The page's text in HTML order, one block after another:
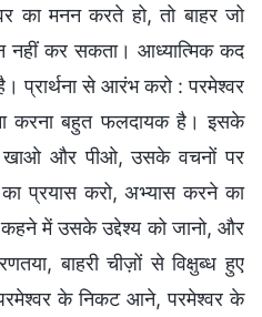
का मनन करते हो, तो बाहर जो
नहीं कर सकता। आध्यात्मिक कद
प्रार्थना से आरंभ करो : परमेश्वर
करना बहुत फलदायक है। इसके
खाओ और पीओ, उसके वचनों पर
प्रयास करो, अभ्यास करने का
कहने में उसके उद्देश्य को जानो, और
बाहरी चीज़ों से विक्षुब्ध हुए
के निकट आने, परमेश्वर के